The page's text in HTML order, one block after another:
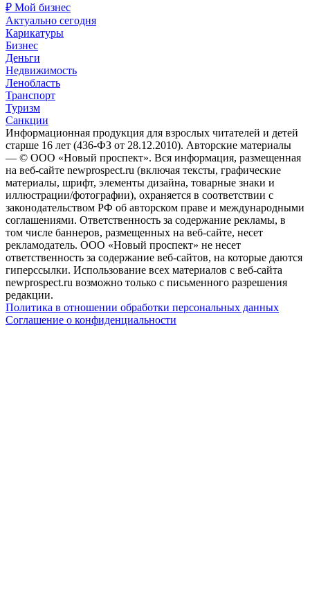
₽ Мой бизнес
Актуально сегодня
Карикатуры
Бизнес
Деньги
Недвижимость
Ленобласть
Транспорт
Туризм
Санкции
Информационная продукция для взрослых читателей и детей
старше 16 лет (436-ФЗ от 28.12.2010). Авторские материалы
— © ООО «Новый проспект». Вся информация, размещенная
на веб-сайте newprospect.ru (включая тексты, графические
материалы, шрифт, элементы дизайна, товарные знаки и
иллюстрации/фотографии), охраняется в соответствии с
законодательством РФ об авторском праве и международными
соглашениями. Ответственность за содержание рекламы, в
том числе баннеров, размещенных на веб-сайте, несет
рекламодатель. ООО «Новый проспект» не несет
ответственность за содержание веб-сайтов, на которые даются
гиперссылки. Использование всех материалов с веб-сайта
newprospect.ru возможно только с письменного разрешения
редакции.
Политика в отношении обработки персональных данных
Соглашение о конфиденциальности